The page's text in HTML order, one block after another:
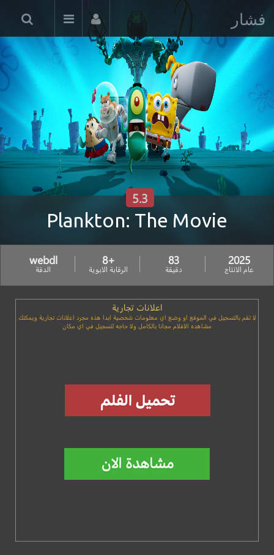
فشار
Plankton: The Movie
5.3
2025
عام الانتاج
83
دقيقة
+8
الرقابة الابوية
webdl
الدقة
اعلانات تجارية
لا تقم بالتسجيل في الموقع او وضع اي معلومات شخصية ابدا هذه مجرد اعلانات تجارية ويمكنك
مشاهده الافلام مجانا بالكامل ولا حاجه لتسجيل في اي مكان